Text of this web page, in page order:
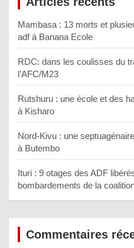
Mambasa : 13 morts et
adf à Banana Ecole
RDC: dans les coulisses du
l’AFC/M23
Rutshuru : une école et des
à Kisharo
Nord-Kivu : une
à Butembo
Ituri : 9 otages des ADF
bombardements de la
Commentaires